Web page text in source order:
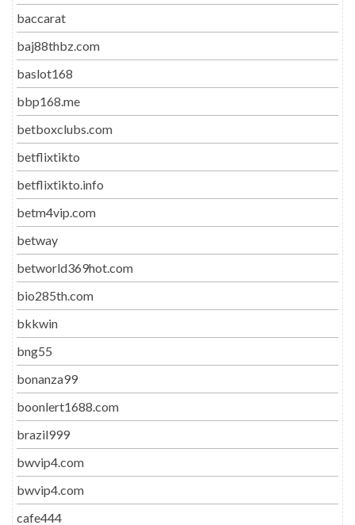
baccarat
baj88thbz.com
baslot168
bbp168.me
betboxclubs.com
betflixtikto
betflixtikto.info
betm4vip.com
betway
betworld369hot.com
bio285th.com
bkkwin
bng55
bonanza99
boonlert1688.com
brazil999
bwvip4.com
bwvip4.com
cafe444